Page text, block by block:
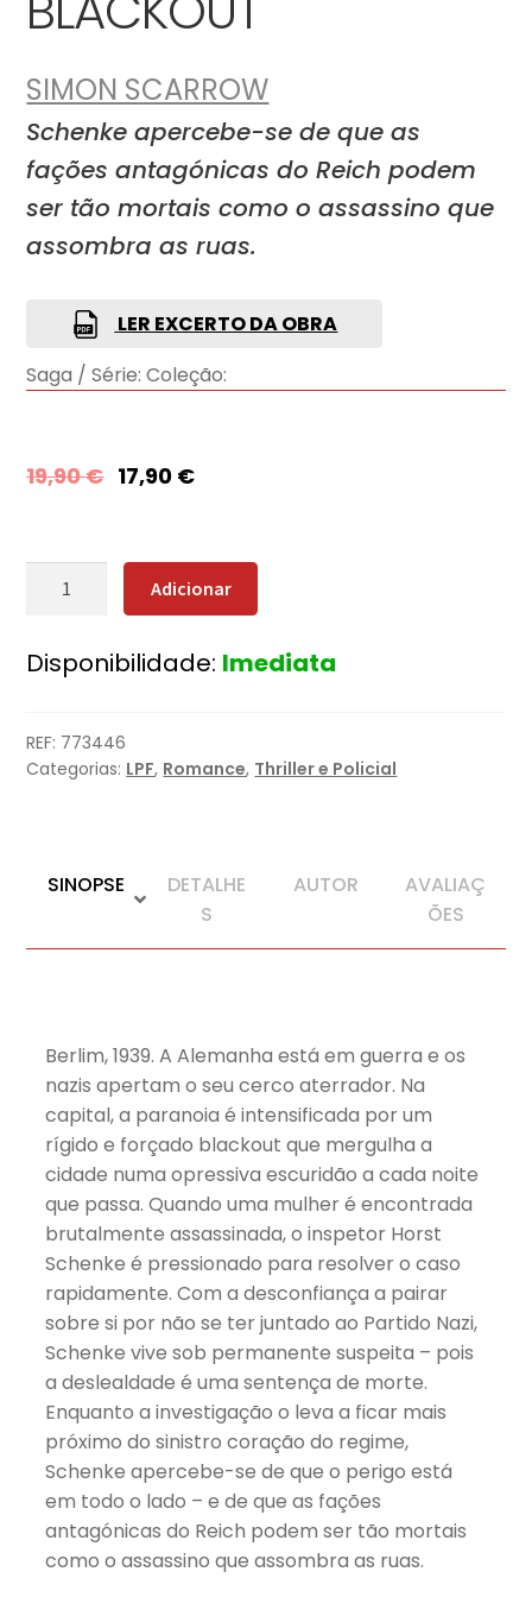
SIMON SCARROW
Schenke apercebe-se de que as
fações antagónicas do Reich podem
ser tão mortais como o assassino que
assombra as ruas.
LER EXCERTO DA OBRA
Saga / Série: Coleção:
19,90€ 17,90 €
Quantidade
Adicionar
Disponibilidade: Imediata
REF: 773446
Categorias: LPF, Romance, Thriller e Policial
SINOPSE
DETALHE
S
AUTOR
AVALIAÇ
ÕES
Berlim, 1939. A Alemanha está em guerra e os
nazis apertam o seu cerco aterrador. Na
capital, a paranoia é intensificada por um
rígido e forçado blackout que mergulha a
cidade numa opressiva escuridão a cada noite
que passa. Quando uma mulher é encontrada
brutalmente assassinada, o inspetor Horst
Schenke é pressionado para resolver o caso
rapidamente. Com a desconfiança a pairar
sobre si por não se ter juntado ao Partido Nazi,
Schenke vive sob permanente suspeita – pois
a deslealdade é uma sentença de morte.
Enquanto a investigação o leva a ficar mais
próximo do sinistro coração do regime,
Schenke apercebe-se de que o perigo está
em todo o lado – e de que as fações
antagónicas do Reich podem ser tão mortais
como o assassino que assombra as ruas.